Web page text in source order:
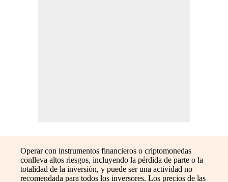
Operar con instrumentos financieros o criptomonedas
conlleva altos riesgos, incluyendo la pérdida de parte o la
totalidad de la inversión, y puede ser una actividad no
recomendada para todos los inversores. Los precios de las